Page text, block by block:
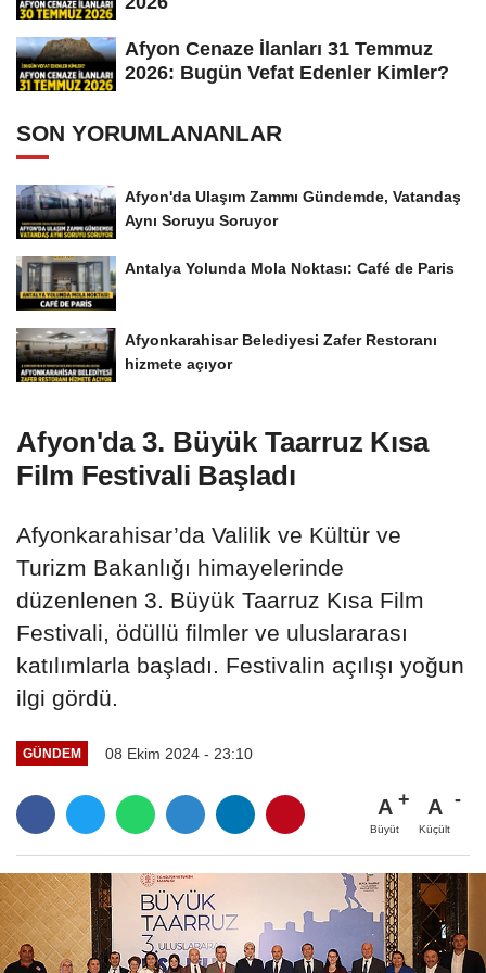
Afyon Cenaze İlanları 31 Temmuz
2026: Bugün Vefat Edenler Kimler?
SON YORUMLANANLAR
Afyon'da Ulaşım Zammı Gündemde, Vatandaş
Aynı Soruyu Soruyor
Antalya Yolunda Mola Noktası: Café de Paris
Afyonkarahisar Belediyesi Zafer Restoranı
hizmete açıyor
Afyon'da 3. Büyük Taarruz Kısa
Film Festivali Başladı
Afyonkarahisar’da Valilik ve Kültür ve
Turizm Bakanlığı himayelerinde
düzenlenen 3. Büyük Taarruz Kısa Film
Festivali, ödüllü filmler ve uluslararası
katılımlarla başladı. Festivalin açılışı yoğun
ilgi gördü.
GÜNDEM 08 Ekim 2024 - 23:10
A
Büyüt
A
Küçült